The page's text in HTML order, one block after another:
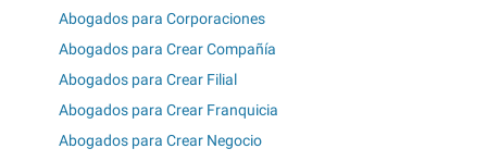
Abogados para Corporaciones
Abogados para Crear Compañía
Abogados para Crear Filial
Abogados para Crear Franquicia
Abogados para Crear Negocio